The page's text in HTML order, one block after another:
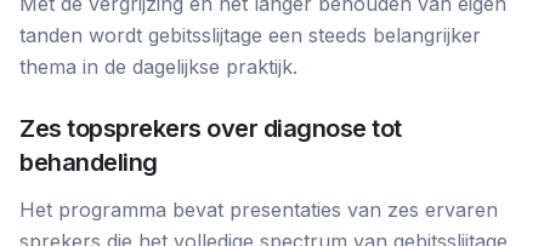
tanden wordt gebitsslijtage een steeds belangrijker
thema in de dagelijkse praktijk.
Zes topsprekers over diagnose tot
behandeling
Het programma bevat presentaties van zes ervaren
sprekers die het volledige spectrum van gebitsslijtage